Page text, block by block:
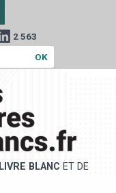
2 563
LIVRE BLANC ET DE